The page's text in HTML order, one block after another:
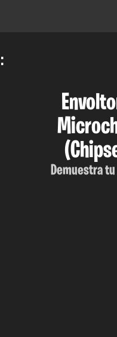
Demuestra